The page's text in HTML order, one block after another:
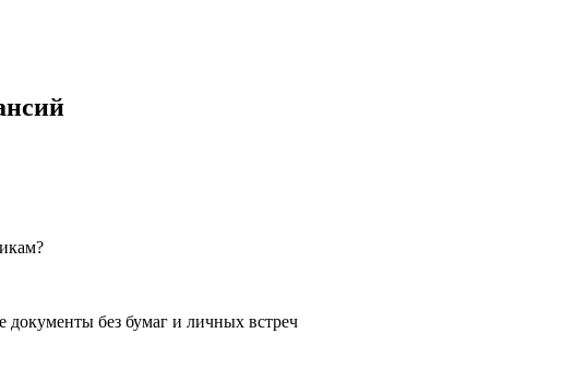
документы без бумаг и личных встреч